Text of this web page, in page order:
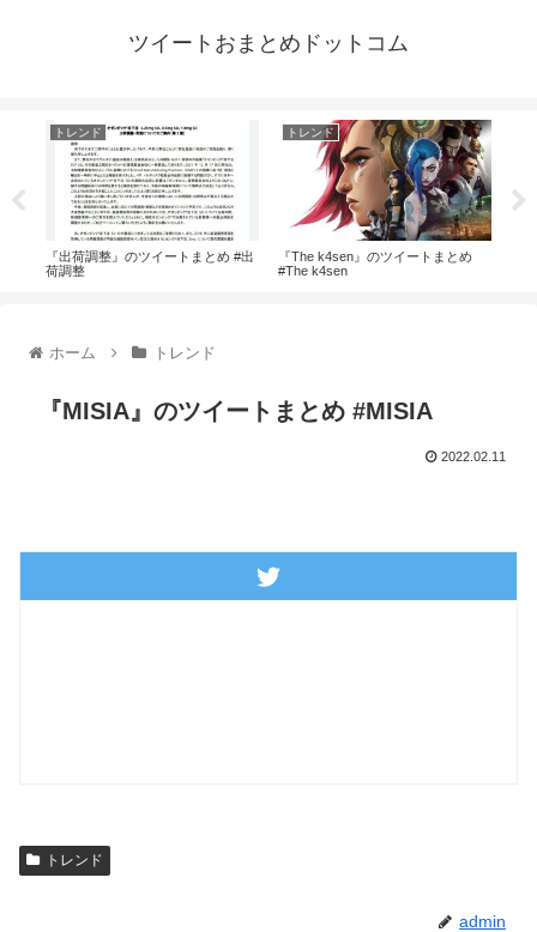
ツイートおまとめドットコム
トレンド
『出荷調整』のツイートまとめ #出
荷調整
トレンド
『The k4sen』のツイートまとめ
#The k4sen
ホーム トレンド
『MISIA』のツイートまとめ #MISIA
2022.02.11
トレンド
admin